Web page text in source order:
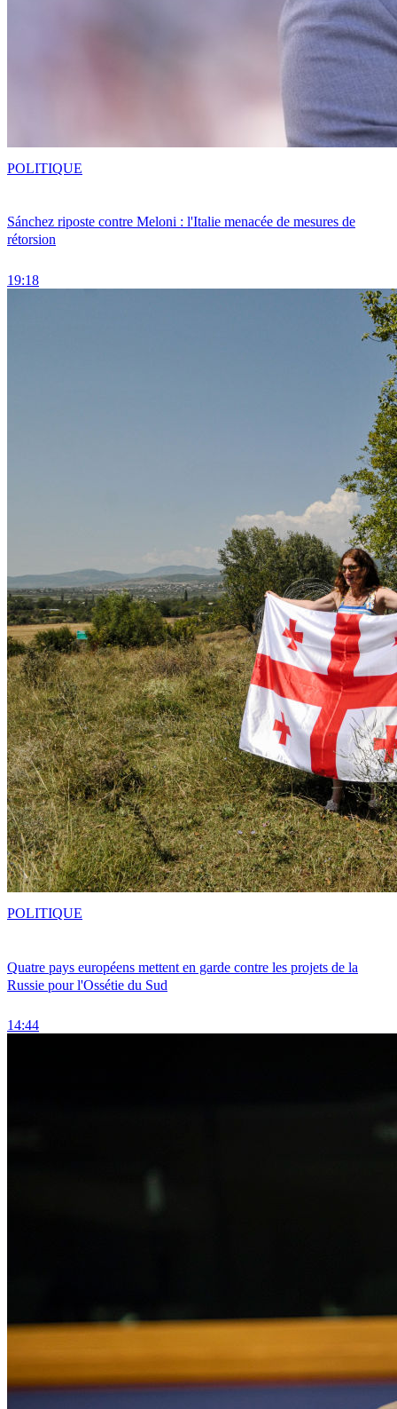
Sánchez riposte contre Meloni : l'Italie menacée de mesures de
rétorsion
19:18
POLITIQUE
Quatre pays européens mettent en garde contre les projets de la
Russie pour l'Ossétie du Sud
14:44
POLITIQUE